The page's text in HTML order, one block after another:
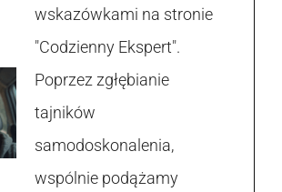
wskazówkami na stronie
"Codzienny Ekspert".
Poprzez zgłębianie
tajników
samodoskonalenia,
wspólnie podążamy